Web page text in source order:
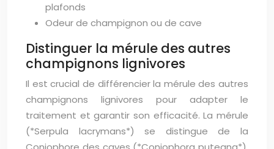
plafonds
Odeur de champignon ou de cave
Distinguer la mérule des autres
champignons lignivores
Il est crucial de différencier la mérule des autres
champignons lignivores pour adapter le
traitement et garantir son efficacité. La mérule
(*Serpula lacrymans*) se distingue de la